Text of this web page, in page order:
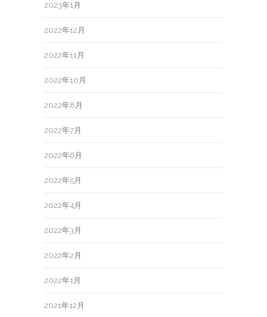
2023年1月
2022年12月
2022年11月
2022年10月
2022年8月
2022年7月
2022年6月
2022年5月
2022年4月
2022年3月
2022年2月
2022年1月
2021年12月